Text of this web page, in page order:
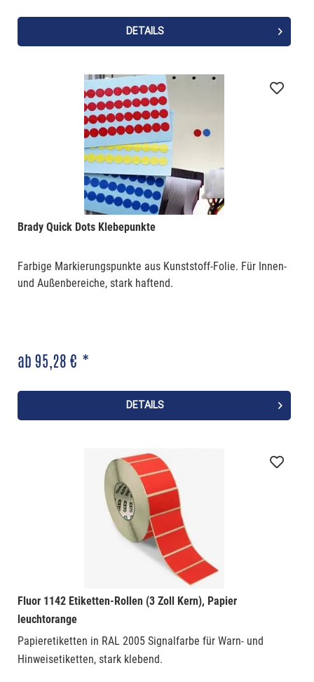
DETAILS
Brady Quick Dots Klebepunkte
Farbige Markierungspunkte aus Kunststoff-Folie. Für Innen-
und Außenbereiche, stark haftend.
ab 95,28 € *
DETAILS
Fluor 1142 Etiketten-Rollen (3 Zoll Kern), Papier
leuchtorange
Papieretiketten in RAL 2005 Signalfarbe für Warn- und
Hinweisetiketten, stark klebend.